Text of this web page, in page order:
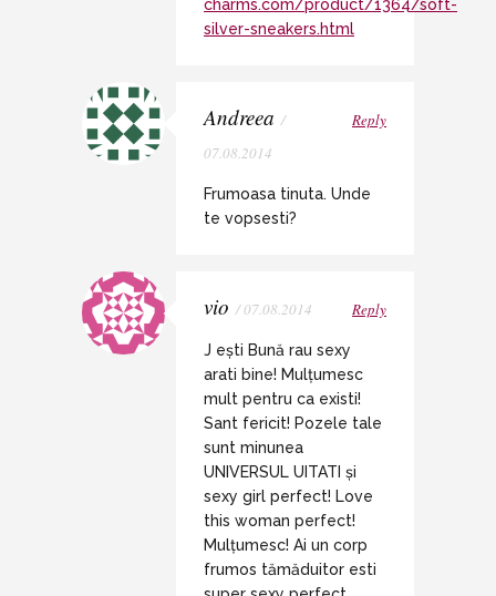
charms.com/product/1364/soft-
silver-sneakers.html
Andreea /
07.08.2014
Reply
Frumoasa tinuta. Unde
te vopsesti?
vio / 07.08.2014 Reply
J ești Bună rau sexy
arati bine! Mulțumesc
mult pentru ca existi!
Sant fericit! Pozele tale
sunt minunea
UNIVERSUL UITATI și
sexy girl perfect! Love
this woman perfect!
Mulțumesc! Ai un corp
frumos tămăduitor esti